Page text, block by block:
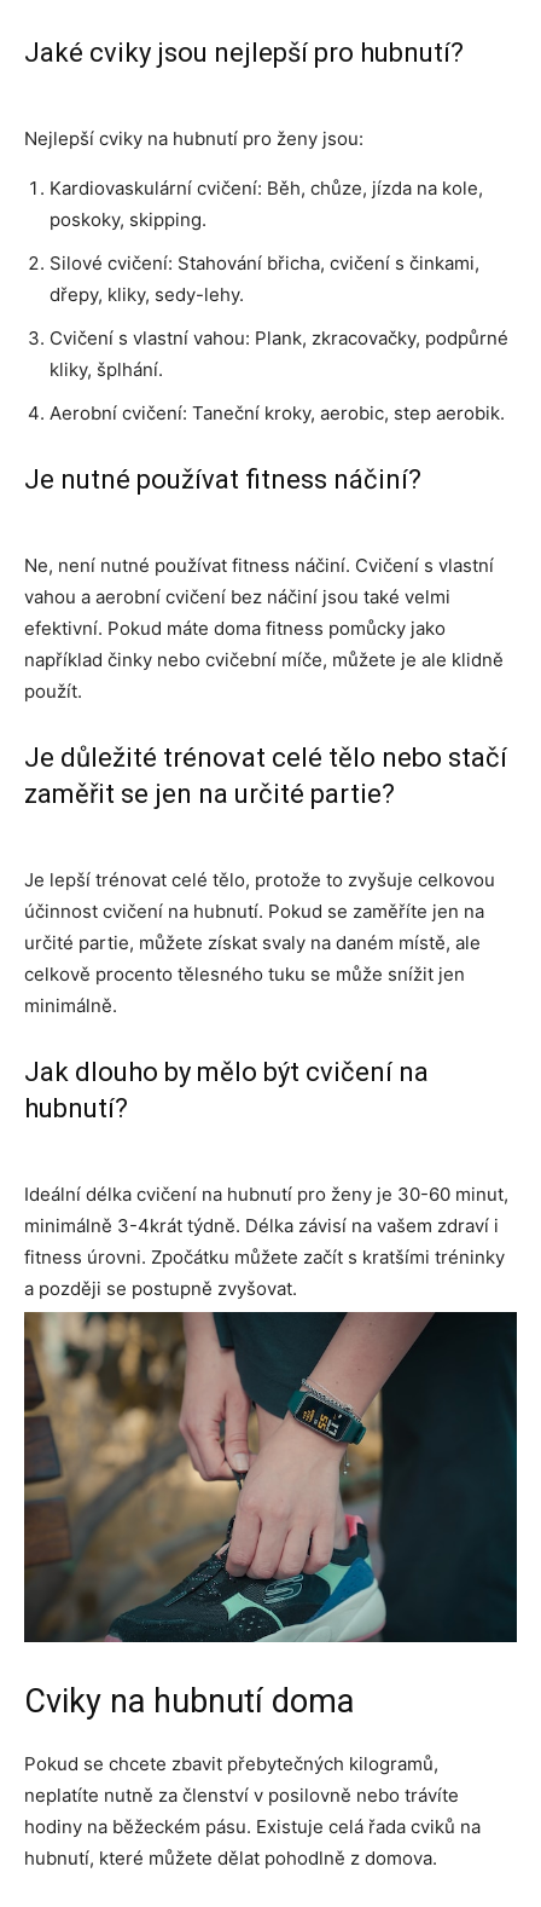
Jaké cviky jsou nejlepší pro hubnutí?
Nejlepší cviky na hubnutí pro ženy jsou:
Kardiovaskulární cvičení: Běh, chůze, jízda na kole,
poskoky, skipping.
Silové cvičení: Stahování břicha, cvičení s činkami,
dřepy, kliky, sedy-lehy.
Cvičení s vlastní vahou: Plank, zkracovačky, podpůrné
kliky, šplhání.
Aerobní cvičení: Taneční kroky, aerobic, step aerobik.
Je nutné používat fitness náčiní?
Ne, není nutné používat fitness náčiní. Cvičení s vlastní
vahou a aerobní cvičení bez náčiní jsou také velmi
efektivní. Pokud máte doma fitness pomůcky jako
například činky nebo cvičební míče, můžete je ale klidně
použít.
Je důležité trénovat celé tělo nebo stačí
zaměřit se jen na určité partie?
Je lepší trénovat celé tělo, protože to zvyšuje celkovou
účinnost cvičení na hubnutí. Pokud se zaměříte jen na
určité partie, můžete získat svaly na daném místě, ale
celkově procento tělesného tuku se může snížit jen
minimálně.
Jak dlouho by mělo být cvičení na
hubnutí?
Ideální délka cvičení na hubnutí pro ženy je 30-60 minut,
minimálně 3-4krát týdně. Délka závisí na vašem zdraví i
fitness úrovni. Zpočátku můžete začít s kratšími tréninky
a později se postupně zvyšovat.
Cviky na hubnutí doma
Pokud se chcete zbavit přebytečných kilogramů,
neplatíte nutně za členství v posilovně nebo trávíte
hodiny na běžeckém pásu. Existuje celá řada cviků na
hubnutí, které můžete dělat pohodlně z domova.